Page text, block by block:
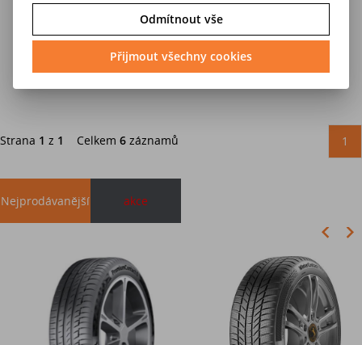
22 579 Kč
28 223 Kč
22 579 Kč
28 223 Kč
Strana 1 z 1 Celkem 6 záznamů 1
Nejprodávanější akce
Odmítnout vše
Přijmout všechny cookies